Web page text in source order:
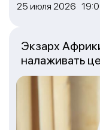
25 июля 2026
Экзарх
налаживать